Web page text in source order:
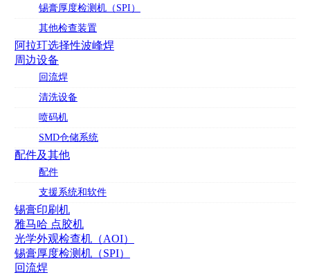
锡膏厚度检测机（SPI）
其他检查装置
阿拉玎选择性波峰焊
周边设备
回流焊
清洗设备
喷码机
SMD仓储系统
配件及其他
配件
支援系统和软件
锡膏印刷机
雅马哈 点胶机
光学外观检查机（AOI）
锡膏厚度检测机（SPI）
回流焊